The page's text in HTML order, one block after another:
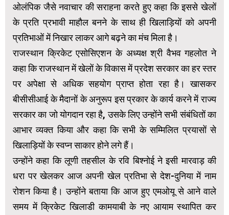
ओलंपिक जैसे नवाचार की सराहना करते हुए कहा कि इससे खेलों
के प्रति प्रभावी माहौल बनने के साथ ही खिलाड़ियों को अपनी
प्रतिभाओं में निखार लाकर आगे बढ़ने का मंच मिला है।
राजस्थान क्रिकेट एसोसिएशन के अध्यक्ष श्री वैभव गहलोत ने
कहा कि राजस्थान में खेलों के विकास में प्रदेश सरकार का हर स्तर
पर अपेक्षा से अधिक सहयोग प्राप्त होता रहा है। खासकर
बीसीसीआई के मैदानों के अनुरूप इस प्रकार के कार्य करने में राज्य
सरकार का जो योगदान रहा है, उसके लिए उन्होंने सभी संबंधितों का
आभार व्यक्त किया और कहा कि सभी के सम्मिलित प्रयासों से
खिलाड़ियों के स्वप्न साकार होने लगे हैं।
उन्होंने कहा कि लूणी तहसील के रवि बिश्नोई ने इसी मारवाड़ की
धरा पर खेलकर आज अपनी खेल प्रतिभा से देश-दुनिया में नाम
रोशन किया है। उन्होंने बताया कि आज हुए एमओयू से आने वाले
समय में क्रिकेट खिलाडी कामयाबी के नए आयाम स्थापित कर